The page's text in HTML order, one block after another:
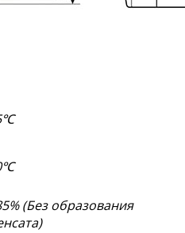
(Без образования